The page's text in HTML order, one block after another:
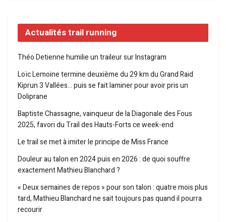
Actualités trail running
Théo Detienne humilie un traileur sur Instagram
Loïc Lemoine termine deuxième du 29 km du Grand Raid
Kiprun 3 Vallées… puis se fait laminer pour avoir pris un
Doliprane
Baptiste Chassagne, vainqueur de la Diagonale des Fous
2025, favori du Trail des Hauts-Forts ce week-end
Le trail se met à imiter le principe de Miss France
Douleur au talon en 2024 puis en 2026 : de quoi souffre
exactement Mathieu Blanchard ?
« Deux semaines de repos » pour son talon : quatre mois plus
tard, Mathieu Blanchard ne sait toujours pas quand il pourra
recourir